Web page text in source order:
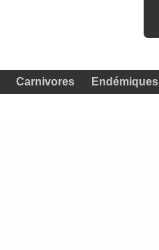
Carnivores Endémiques